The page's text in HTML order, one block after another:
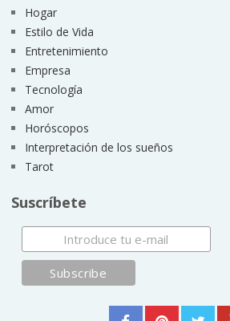
Hogar
Estilo de Vida
Entretenimiento
Empresa
Tecnología
Amor
Horóscopos
Interpretación de los sueños
Tarot
Suscríbete